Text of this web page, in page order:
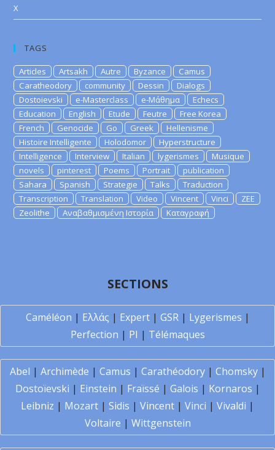
X
TAGS
Articles Artsakh Autre Byzance
Camus
Caratheodory
community Dessin
Dialogs
Dostoievski
e-Masterclass e-Μάθημα
Echecs
Education
English Etude Feutre
Free Korea
French
Genocide Go Greek
Hellenisme
Histoire Intelligente
Holodomor
Hyperstructure
Intelligence
Interview Italian lygerismes
Musique
novels
pinterest Poems Portrait
publication
Sahara
Spanish Strategie Talks
Traduction
Transcription
Translation Video Vincent Vinci
ZEE
Zeolithe
Αναβαθμισμένη Ιστορία Καταγραφή
SECTIONS
Caméléon | Ελλάς | Expert| GSR| Lygerismes |
Perfection | PI | Télémaques
Abel | Archimède | Camus | Carathéodory| Chomsky|
Dostoïevski | Einstein | Fraïssé | Galois | Kornaros |
Leibniz | Mozart | Sidis | Vincent | Vinci | Vivaldi |
Voltaire | Wittgenstein